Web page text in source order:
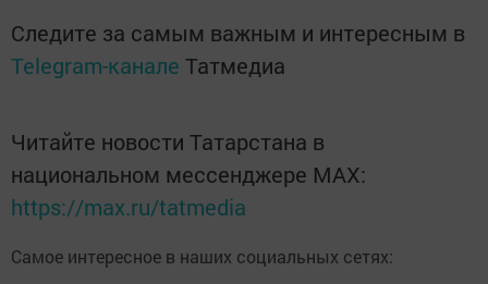
Следите за самым важным и интересным в
Telegram-канале Татмедиа
Читайте новости Татарстана в
национальном мессенджере MАХ:
https://max.ru/tatmedia
Самое интересное в наших социальных сетях: